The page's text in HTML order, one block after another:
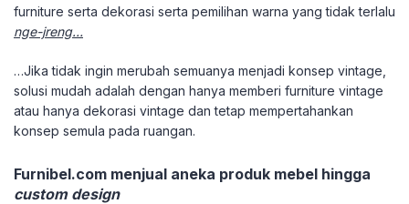
furniture serta dekorasi serta pemilihan warna yang tidak terlalu
nge-jreng…
…Jika tidak ingin merubah semuanya menjadi konsep vintage,
solusi mudah adalah dengan hanya memberi furniture vintage
atau hanya dekorasi vintage dan tetap mempertahankan
konsep semula pada ruangan.
Furnibel.com menjual aneka produk mebel hingga
custom design